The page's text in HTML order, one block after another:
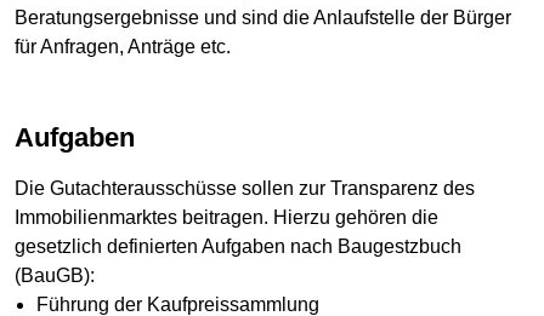
Beratungsergebnisse und sind die Anlaufstelle der Bürger
für Anfragen, Anträge etc.
Aufgaben
Die Gutachterausschüsse sollen zur Transparenz des
Immobilienmarktes beitragen. Hierzu gehören die
gesetzlich definierten Aufgaben nach Baugestzbuch
(BauGB):
Führung der Kaufpreissammlung